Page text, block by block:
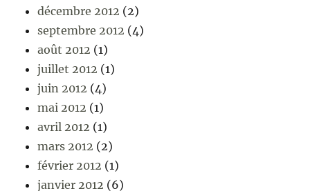
décembre 2012 (2)
septembre 2012 (4)
août 2012 (1)
juillet 2012 (1)
juin 2012 (4)
mai 2012 (1)
avril 2012 (1)
mars 2012 (2)
février 2012 (1)
janvier 2012 (6)